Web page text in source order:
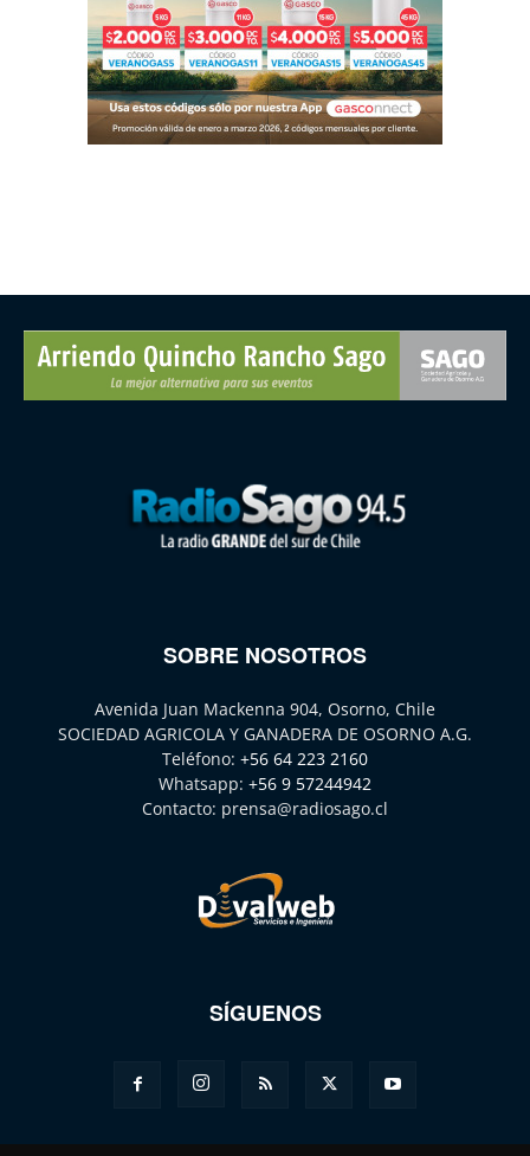
SOBRE NOSOTROS
Avenida Juan Mackenna 904, Osorno, Chile
SOCIEDAD AGRICOLA Y GANADERA DE OSORNO A.G.
Teléfono: +56 64 223 2160
Whatsapp: +56 9 57244942
Contacto: prensa@radiosago.cl
SÍGUENOS